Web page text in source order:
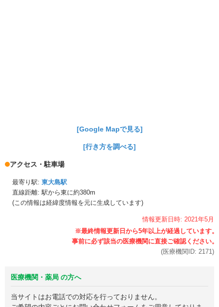
[Google Mapで見る]
[行き方を調べる]
アクセス・駐車場
最寄り駅: 東大島駅
直線距離: 駅から東に約380m
(この情報は経緯度情報を元に生成しています)
情報更新日時: 2021年5月
(医療機関ID: 2171 )
医療機関・薬局 の方へ
当サイトはお電話での対応を行っておりません。